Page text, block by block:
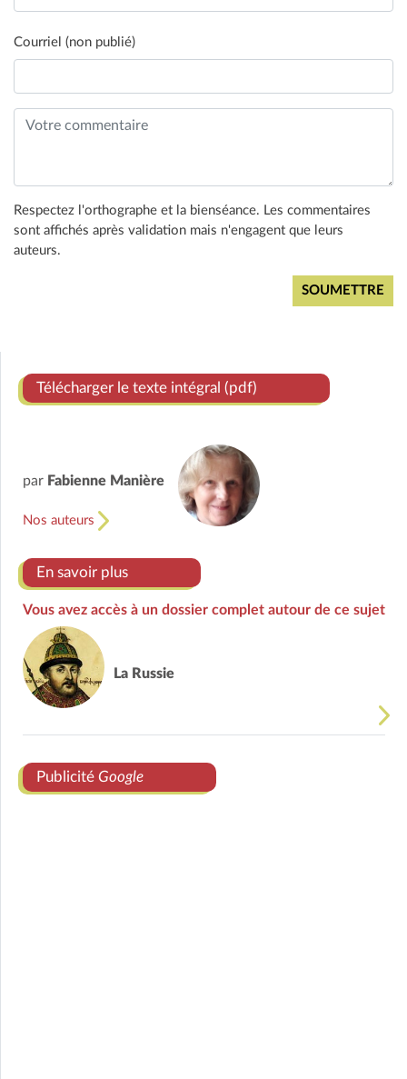
Courriel (non publié)
Respectez l'orthographe et la bienséance. Les commentaires
sont affichés après validation mais n'engagent que leurs
auteurs.
Télécharger le texte intégral (pdf)
par Fabienne Manière
Nos auteurs
En savoir plus
Vous avez accès à un dossier complet autour de ce sujet
La Russie
Publicité Google